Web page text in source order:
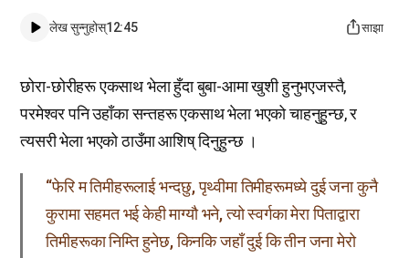
लेख सुन्नुहोस्12:45 साझा
छोरा-छोरीहरू एकसाथ भेला हुँदा बुबा-आमा खुशी हुनुभएजस्तै,
परमेश्वर पनि उहाँका सन्तहरू एकसाथ भेला भएको चाहनुहुन्छ, र
त्यसरी भेला भएको ठाउँमा आशिष् दिनुहुन्छ ।
“फेरि म तिमीहरूलाई भन्दछु, पृथ्वीमा तिमीहरूमध्ये दुई जना कुनै
कुरामा सहमत भई केही माग्यौ भने, त्यो स्वर्गका मेरा पिताद्वारा
तिमीहरूका निम्ति हुनेछ, किनकि जहाँ दुई कि तीन जना मेरो